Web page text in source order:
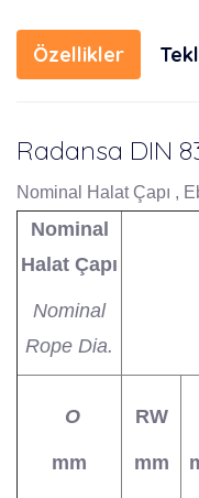
Özellikler
Radansa DIN
Nominal Halat Çapı ,
Nominal
Halat Çapı
Nominal
Rope Dia.
O
mm
RW
mm